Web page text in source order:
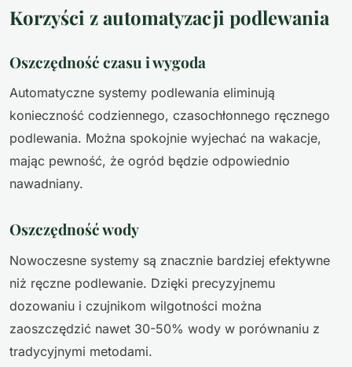
Korzyści z automatyzacji podlewania
Oszczędność czasu i wygoda
Automatyczne systemy podlewania eliminują
konieczność codziennego, czasochłonnego ręcznego
podlewania. Można spokojnie wyjechać na wakacje,
mając pewność, że ogród będzie odpowiednio
nawadniany.
Oszczędność wody
Nowoczesne systemy są znacznie bardziej efektywne
niż ręczne podlewanie. Dzięki precyzyjnemu
dozowaniu i czujnikom wilgotności można
zaoszczędzić nawet 30-50% wody w porównaniu z
tradycyjnymi metodami.